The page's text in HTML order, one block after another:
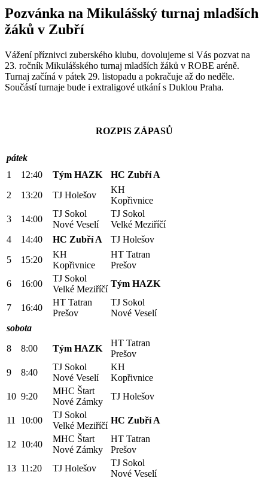
Pozvánka na Mikulášský turnaj mladších
žáků v Zubří
Vážení příznivci zuberského klubu, dovolujeme si Vás pozvat na
23. ročník Mikulášského turnaj mladších žáků v ROBE aréně.
Turnaj začíná v pátek 29. listopadu a pokračuje až do neděle.
Součástí turnaje bude i extraligové utkání s Duklou Praha.
ROZPIS ZÁPASŮ
pátek
1
12:40 Tým HAZK
HC Zubří A
2
13:20 TJ Holešov
KH
Kopřivnice
3
14:00
TJ Sokol
Nové Veselí
TJ Sokol
Velké Meziříčí
4
14:40 HC Zubří A
TJ Holešov
5
15:20
KH
Kopřivnice
HT Tatran
Prešov
6
16:00
TJ Sokol
Velké Meziříčí
Tým HAZK
7 16:40
HT Tatran
Prešov
TJ Sokol
Nové Veselí
sobota
8
8:00 Tým HAZK
HT Tatran
Prešov
9
8:40
TJ Sokol
Nové Veselí
KH
Kopřivnice
10 9:20
MHC Štart
Nové Zámky
TJ Holešov
11 10:00
TJ Sokol
Velké Meziříčí
HC Zubří A
12 10:40
MHC Štart
Nové Zámky
HT Tatran
Prešov
13 11:20 TJ Holešov
TJ Sokol
Nové Veselí